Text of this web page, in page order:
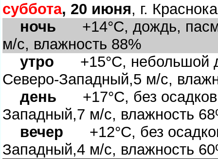
суббота, 20 июня, г.
ночь +14°C, дождь,
м/с, влажность 88%
утро +15°C, небольшой
Северо-Западный,5 м/с,
день +17°C, без
Западный,7 м/с, влажность
ечер +12°C, без
Западный,4 м/с, влажность